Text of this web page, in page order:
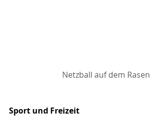
Netzball auf dem Rasen
Sport und Freizeit